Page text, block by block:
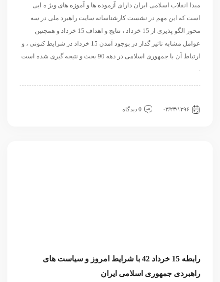
مبدا انقلاب اسلامی ایران دارای آزموده ها و آموزه های ویژ ه ایی
است که این مهم در نشست کارشناسانه سایت راهبرد ملی در سه
محور الگو پذیری از 15 خرداد ، نتایج و اهداف 15 خرداد و همچنین
عوامل مشابه تاثیر گذار در بوجود آمدن 15 خرداد در شرایط کنونی ، و
ارتباط آن با جمهوری اسلامی در دهه 90 بحث و نتیجه گیری شده است
.
۰۳/۲۳/۱۳۹۶
0 دیدگاه
رابطه 15 خرداد 42 با شرایط امروز و سیاست های
راهبردی جمهوری اسلامی ایران